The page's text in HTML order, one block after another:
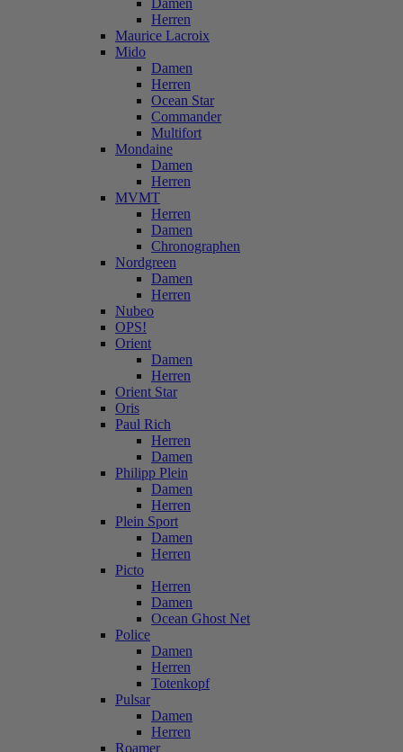
Damen
Herren
Maurice Lacroix
Mido
Damen
Herren
Ocean Star
Commander
Multifort
Mondaine
Damen
Herren
MVMT
Herren
Damen
Chronographen
Nordgreen
Damen
Herren
Nubeo
OPS!
Orient
Damen
Herren
Orient Star
Oris
Paul Rich
Herren
Damen
Philipp Plein
Damen
Herren
Plein Sport
Damen
Herren
Picto
Herren
Damen
Ocean Ghost Net
Police
Damen
Herren
Totenkopf
Pulsar
Damen
Herren
Roamer